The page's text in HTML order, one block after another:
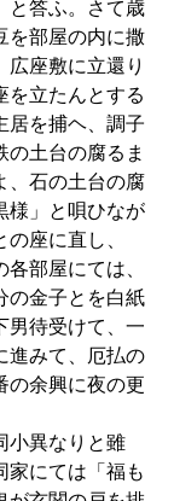
と答ふ。さて歳
を部屋の内に撒
広座敷に立還り
を立たんとする
居を捕ヘ、調子
の土台の腐るま
、石の土台の腐
様」と唄ひなが
座に直し、
部屋にては、
の金子とを白紙
男待受けて、一
進みて、厄払の
の余興に夜の更
小異なりと雖
家にては「福も